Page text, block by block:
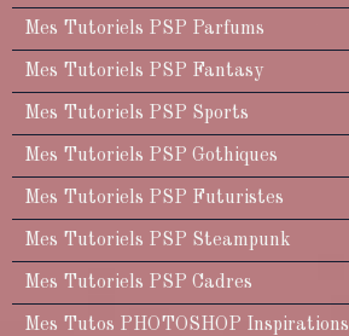
Mes Tutoriels PSP Parfums
Mes Tutoriels PSP Fantasy
Mes Tutoriels PSP Sports
Mes Tutoriels PSP Gothiques
Mes Tutoriels PSP Futuristes
Mes Tutoriels PSP Steampunk
Mes Tutoriels PSP Cadres
Mes Tutos PHOTOSHOP Inspirations